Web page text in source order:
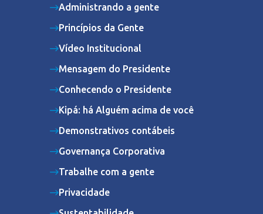
Administrando a gente
Princípios da Gente
Vídeo Institucional
Mensagem do Presidente
Conhecendo o Presidente
Kipá: há Alguém acima de você
Demonstrativos contábeis
Governança Corporativa
Trabalhe com a gente
Privacidade